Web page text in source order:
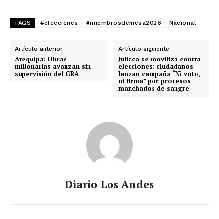
TAGS #elecciones #miembrosdemesa2026 Nacional
Artículo anterior
Arequipa: Obras
millonarias avanzan sin
supervisión del GRA
Artículo siguiente
Juliaca se moviliza contra
elecciones: ciudadanos
lanzan campaña “Ni voto,
ni firma” por procesos
manchados de sangre
Diario Los Andes